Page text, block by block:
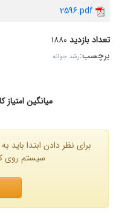
2596.pdf
تعداد بازدید ۱۸۸۰
برچسب:رشد جوانه
میانگین امتیاز
برای نظر دادن ابتدا باید
سیستم روی